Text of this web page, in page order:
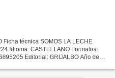
Ficha técnica SOMOS LA LECHE
Idioma: CASTELLANO Formatos:
Editorial: GRIJALBO Año de